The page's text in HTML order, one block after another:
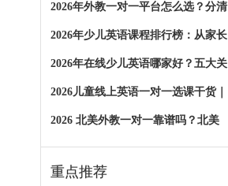
2026年外教一对一平台怎么选？分清
2026年少儿英语课程排行榜：从家长
2026年在线少儿英语哪家好？五大关
2026儿童线上英语一对一选课干货｜
2026 北美外教一对一靠谱吗？北美
重点推荐